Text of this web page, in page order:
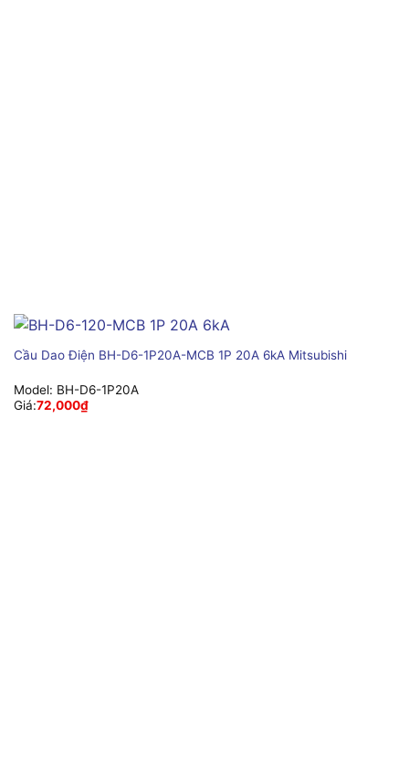
Cầu Dao Điện BH-D6-1P20A-MCB 1P 20A 6kA Mitsubishi
Model: BH-D6-1P20A
Giá:72,000₫